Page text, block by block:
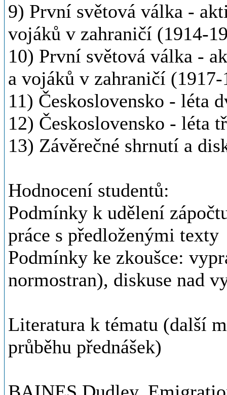
9) První světová válka -
vojáků v zahraničí (1914-
10) První světová válka -
a vojáků v zahraničí (1917-
11) Československo - léta
12) Československo - léta
13) Závěrečné shrnutí a
Hodnocení studentů:
Podmínky k udělení
práce s předloženými texty
Podmínky ke zkoušce:
normostran), diskuse nad
Literatura k tématu (další
průběhu přednášek)